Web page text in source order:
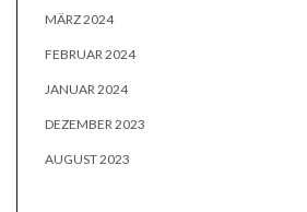
MÄRZ 2024
FEBRUAR 2024
JANUAR 2024
DEZEMBER 2023
AUGUST 2023